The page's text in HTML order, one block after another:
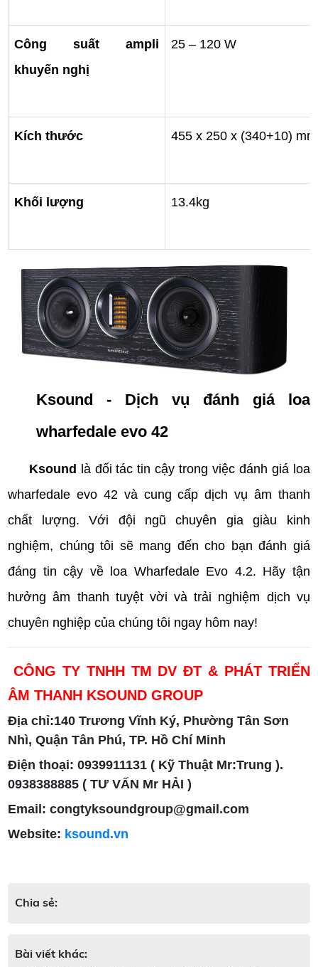
Công suất ampli
khuyến nghị
25 – 120 W
Kích thước 455 x 250 x (340+10) mm
Khối lượng 13.4kg
Ksound - Dịch vụ đánh giá loa
wharfedale evo 42
Ksound
là đối tác tin cậy trong việc đánh giá loa
wharfedale evo 42 và cung cấp dịch vụ âm thanh
chất lượng. Với đội ngũ chuyên gia giàu kinh
nghiệm, chúng tôi sẽ mang đến cho bạn đánh giá
đáng tin cậy về loa Wharfedale Evo 4.2. Hãy tận
hưởng âm thanh tuyệt vời và trải nghiệm dịch vụ
chuyên nghiệp của chúng tôi ngay hôm nay!
CÔNG TY TNHH TM DV ĐT & PHÁT TRIỂN
ÂM THANH KSOUND GROUP
Địa chỉ:140 Trương Vĩnh Ký, Phường Tân Sơn
Nhì, Quận Tân Phú, TP. Hồ Chí Minh
Điện thoại: 0939911131 ( Kỹ Thuật Mr:Trung ).
0938388885 ( TƯ VẤN Mr HẢI )
Email: congtyksoundgroup@gmail.com
Website: ksound.vn
Chia sẻ:
Bài viết khác: